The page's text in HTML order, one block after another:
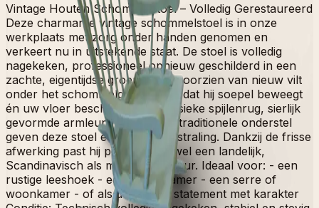
Vintage Houten Schommelstoel – Volledig Gerestaureerd
Deze charmante vintage schommelstoel is in onze
werkplaats met zorg onder handen genomen en
verkeert nu in uitstekende staat. De stoel is volledig
nagekeken, professioneel opnieuw geschilderd in een
zachte, eigentijdse groentint en voorzien van nieuw vilt
onder het schommelgedeelte, zodat hij soepel beweegt
én uw vloer beschermt. De klassieke spijlenrug, sierlijk
gevormde armleuningen en het traditionele onderstel
geven deze stoel een tijdloze uitstraling. Dankzij de frisse
afwerking past hij perfect in zowel een landelijk,
Scandinavisch als modern interieur. Ideaal voor: - een
rustige leeshoek - een kinderkamer - een serre of
woonkamer - of als decoratief statement met karakter